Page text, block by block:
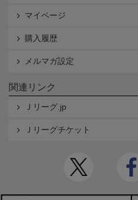
マイページ
購入履歴
メルマガ設定
関連リンク
Ｊリーグ.jp
Ｊリーグチケット